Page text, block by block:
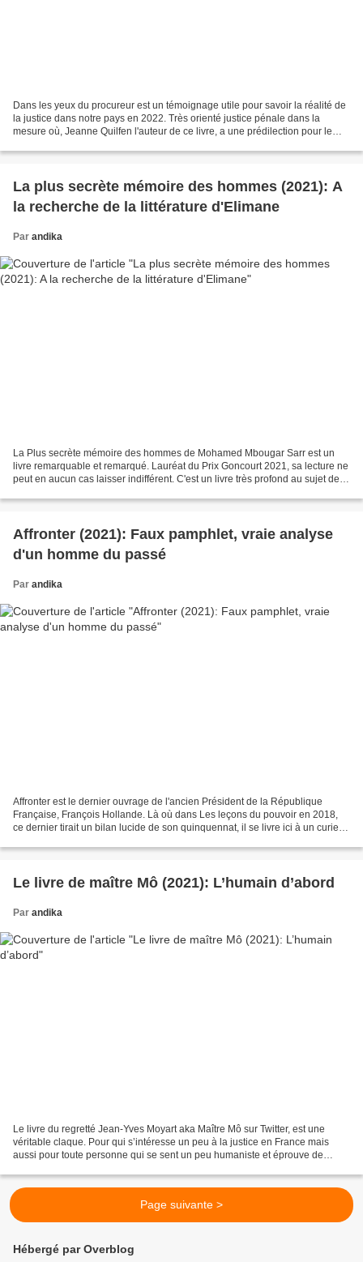
Dans les yeux du procureur est un témoignage utile pour savoir la réalité de
la justice dans notre pays en 2022. Très orienté justice pénale dans la
mesure où, Jeanne Quilfen l'auteur de ce livre, a une prédilection pour le
La plus secrète mémoire des hommes (2021): A
la recherche de la littérature d'Elimane
Par andika
La Plus secrète mémoire des hommes de Mohamed Mbougar Sarr est un
livre remarquable et remarqué. Lauréat du Prix Goncourt 2021, sa lecture ne
peut en aucun cas laisser indifférent. C'est un livre très profond au sujet de
Affronter (2021): Faux pamphlet, vraie analyse
d'un homme du passé
Par andika
Affronter est le dernier ouvrage de l'ancien Président de la République
Française, François Hollande. Là où dans Les leçons du pouvoir en 2018,
ce dernier tirait un bilan lucide de son quinquennat, il se livre ici à un curieux
Le livre de maître Mô (2021): L’humain d’abord
Par andika
Le livre du regretté Jean-Yves Moyart aka Maître Mô sur Twitter, est une
véritable claque. Pour qui s’intéresse un peu à la justice en France mais
aussi pour toute personne qui se sent un peu humaniste et éprouve de
Page suivante >
Hébergé par Overblog